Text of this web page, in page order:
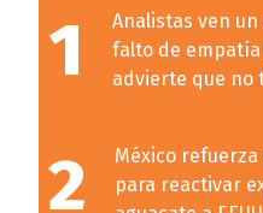
1
Analistas ven
falto de empatía
advierte que no
2
México
para reactivar